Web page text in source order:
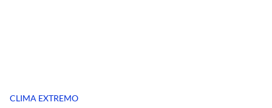
CLIMA EXTREMO